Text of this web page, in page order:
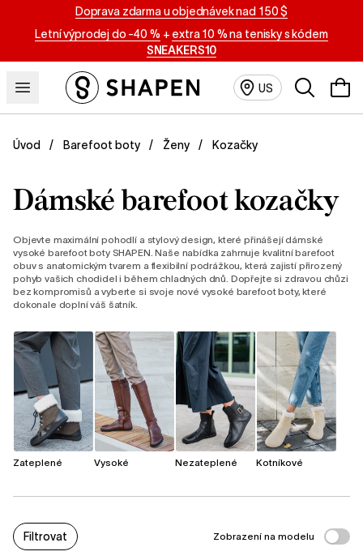
Doprava zdarma u objednávek nad 150 $
Letní výprodej do -40 % + extra 10 % na tenisky s kódem
SNEAKERS10
US
Úvod Barefoot boty Ženy Kozačky
Dámské barefoot kozačky
Objevte maximální pohodlí a stylový design, které přinášejí dámské
vysoké barefoot boty SHAPEN. Naše nabídka zahrnuje kvalitní barefoot
obuv s anatomickým tvarem a flexibilní podrážkou, která zajistí přirozený
pohyb vašich chodidel i během chladných dnů. Dopřejte si zdravou chůzi
bez kompromisů a vyberte si svoje nové vysoké barefoot boty, které
dokonale doplní váš šatník.
Zateplené Vysoké Nezateplené Kotníkové
Filtrovat Zobrazení na modelu